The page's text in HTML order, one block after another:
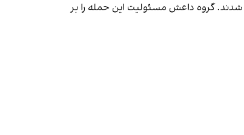
گروه داعش مسئولیت این حمله را بر